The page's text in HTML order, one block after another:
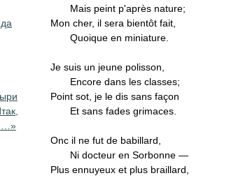
Mais peint p'après nature;
Mon cher, il sera bientôt fait,
Quoique en miniature.
Je suis un jeune polisson,
Encore dans les classes;
Point sot, je le dis sans façon
Et sans fades grimaces.
Onc il ne fut de babillard,
Ni docteur en Sorbonne —
Plus ennuyeux et plus braillard,